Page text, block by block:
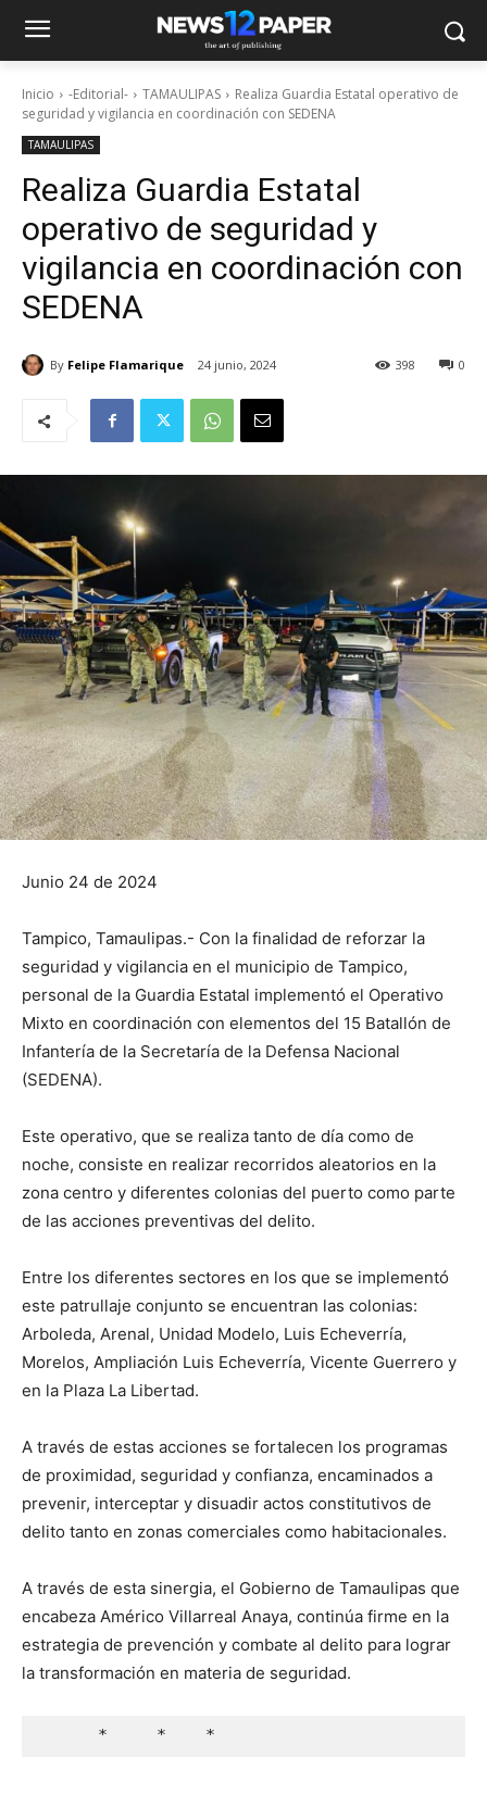
Inicio -Editorial- TAMAULIPAS
Realiza Guardia Estatal operativo de
seguridad y vigilancia en coordinación con SEDENA
TAMAULIPAS
Realiza Guardia Estatal
operativo de seguridad y
vigilancia en coordinación con
SEDENA
By Felipe Flamarique 24 junio, 2024 0
398
Junio 24 de 2024
Tampico, Tamaulipas.- Con la finalidad de reforzar la
seguridad y vigilancia en el municipio de Tampico,
personal de la Guardia Estatal implementó el Operativo
Mixto en coordinación con elementos del 15 Batallón de
Infantería de la Secretaría de la Defensa Nacional
(SEDENA).
Este operativo, que se realiza tanto de día como de
noche, consiste en realizar recorridos aleatorios en la
zona centro y diferentes colonias del puerto como parte
de las acciones preventivas del delito.
Entre los diferentes sectores en los que se implementó
este patrullaje conjunto se encuentran las colonias:
Arboleda, Arenal, Unidad Modelo, Luis Echeverría,
Morelos, Ampliación Luis Echeverría, Vicente Guerrero y
en la Plaza La Libertad.
A través de estas acciones se fortalecen los programas
de proximidad, seguridad y confianza, encaminados a
prevenir, interceptar y disuadir actos constitutivos de
delito tanto en zonas comerciales como habitacionales.
A través de esta sinergia, el Gobierno de Tamaulipas que
encabeza Américo Villarreal Anaya, continúa firme en la
estrategia de prevención y combate al delito para lograr
la transformación en materia de seguridad.
      *     *    *